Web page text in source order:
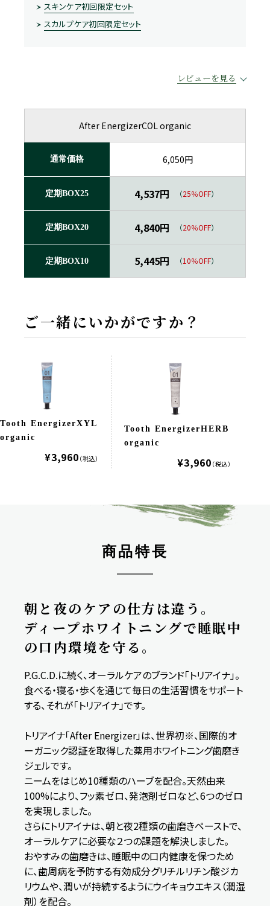
スキンケア初回限定セット
スカルプケア初回限定セット
レビューを見る
After EnergizerCOL organic
通常価格 6,050円
定期BOX25 4,537円 （25％OFF）
定期BOX20 4,840円 （20％OFF）
定期BOX10 5,445円 （10％OFF）
ご一緒にいかがですか？
Tooth EnergizerXYL
organic
¥3,960 （税込）
Tooth EnergizerHERB
organic
¥3,960 （税込）
商品特長
朝と夜のケアの仕方は違う。
ディープホワイトニングで睡眠中
の口内環境を守る。
P.G.C.D.に続く、オーラルケアのブランド「トリアイナ」。
食べる・寝る・歩くを通じて毎日の生活習慣をサポート
する、それが「トリアイナ」です。
トリアイナ「After Energizer」は、世界初※、国際的オ
ーガニック認証を取得した薬用ホワイトニング歯磨き
ジェルです。
ニームをはじめ10種類のハーブを配合。天然由来
100%により、フッ素ゼロ、発泡剤ゼロなど、6つのゼロ
を実現しました。
さらにトリアイナは、朝と夜2種類の歯磨きペーストで、
オーラルケアに必要な２つの課題を解決しました。
おやすみの歯磨きは、睡眠中の口内健康を保つため
に、歯周病を予防する有効成分グリチルリチン酸ジカ
リウムや、潤いが持続するようにウイキョウエキス（潤湿
剤）を配合。